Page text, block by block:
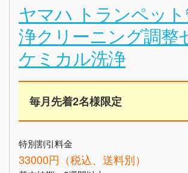
ヤマハ トランペッ
浄クリーニング調整
ケミカル洗浄
毎月先着2名様限定
特別割引料金
33000円（税込、送料別）